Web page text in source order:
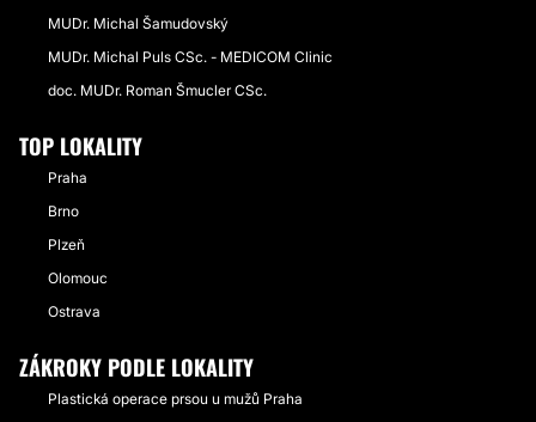
MUDr. Michal Šamudovský
MUDr. Michal Puls CSc. - MEDICOM Clinic
doc. MUDr. Roman Šmucler CSc.
TOP LOKALITY
Praha
Brno
Plzeň
Olomouc
Ostrava
ZÁKROKY PODLE LOKALITY
Plastická operace prsou u mužů Praha